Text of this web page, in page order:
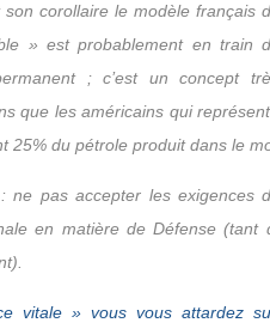
corollaire le modèle français
» est probablement en train
; c’est un concept
que les américains qui
25% du pétrole produit dans le
ne pas accepter les exigences
en matière de Défense (tant
vitale » vous vous attardez